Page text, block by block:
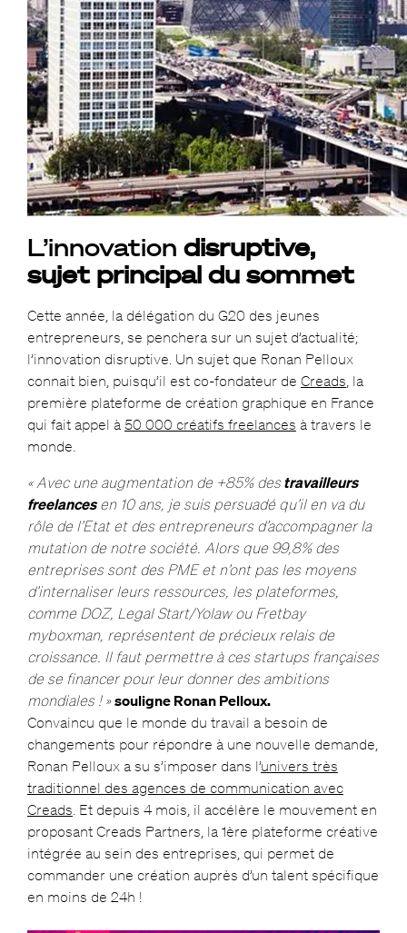
L’innovation disruptive,
sujet principal du sommet
Cette année, la délégation du G20 des jeunes
entrepreneurs, se penchera sur un sujet d’actualité;
l’innovation disruptive. Un sujet que Ronan Pelloux
connait bien, puisqu’il est co-fondateur de Creads, la
première plateforme de création graphique en France
qui fait appel à 50 000 créatifs freelances à travers le
monde.
« Avec une augmentation de+85% destravailleurs
freelancesen 10 ans, je suis persuadé qu’il en va du
rôle del’Etat et desentrepreneurs d’accompagner la
mutation denotre société. Alors que 99,8% des
entreprises sont desPME et n’ont pas les moyens
d’internaliser leurs ressources, les plateformes,
comme DOZ, Legal Start/Yolaw ou Fretbay
myboxman, représentent deprécieux relais de
croissance. Il faut permettre à ces startups françaises
dese financer pour leur donner desambitions
mondiales ! » souligne Ronan Pelloux.
Convaincu que le monde du travail a besoin de
changements pour répondre à une nouvelle demande,
Ronan Pelloux a su s’imposer dans l’univers très
traditionnel des agences de communication avec
Creads. Et depuis 4 mois, il accélère le mouvement en
proposant Creads Partners, la 1ère plateforme créative
intégrée au sein des entreprises, qui permet de
commander une création auprès d’un talent spécifique
en moins de 24h !